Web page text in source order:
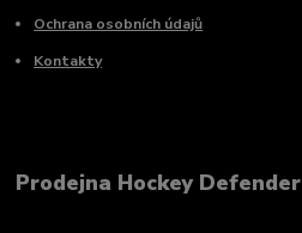
Ochrana osobních údajů
Kontakty
Prodejna Hockey Defender